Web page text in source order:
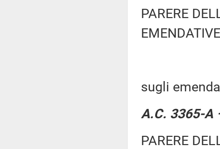
PARERE
sugli
A.C. 3365-A
PARERE